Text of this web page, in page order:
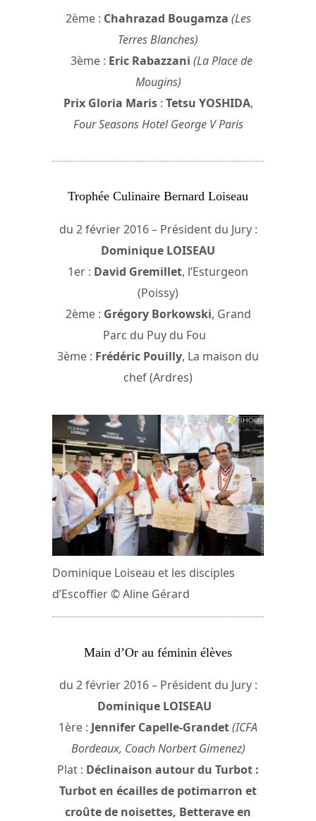
2ème : Chahrazad Bougamza (Les
Terres Blanches)
3ème : Eric Rabazzani (La Place de
Mougins)
Prix Gloria Maris: Tetsu YOSHIDA,
Four Seasons Hotel George V Paris
Trophée Culinaire Bernard Loiseau
du 2 février 2016 – Président du Jury :
Dominique LOISEAU
1er : David Gremillet, l’Esturgeon
(Poissy)
2ème : Grégory Borkowski, Grand
Parc du Puy du Fou
3ème : Frédéric Pouilly, La maison du
chef (Ardres)
Dominique Loiseau et les disciples
d’Escoffier © Aline Gérard
Main d’Or au féminin élèves
du 2 février 2016 – Président du Jury :
Dominique LOISEAU
1ère : Jennifer Capelle-Grandet(ICFA
Bordeaux, Coach Norbert Gimenez)
Plat : Déclinaison autour du Turbot :
Turbot en écailles de potimarron et
croûte de noisettes, Betterave en